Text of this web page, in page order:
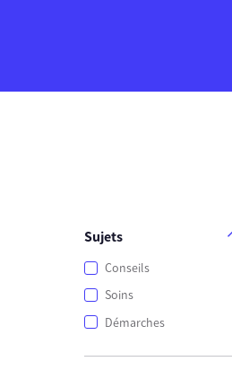
Sujets
Conseils
Soins
Démarches